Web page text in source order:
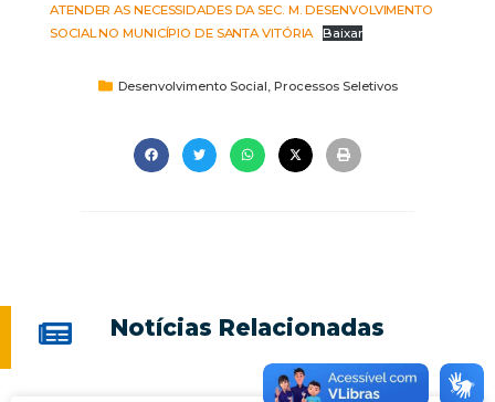
ATENDER AS NECESSIDADES DA SEC. M. DESENVOLVIMENTO
SOCIAL NO MUNICÍPIO DE SANTA VITÓRIA
Baixar
Desenvolvimento Social Processos Seletivos
Notícias Relacionadas